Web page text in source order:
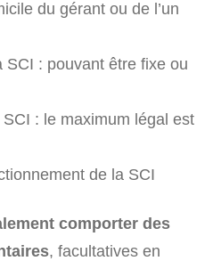
du gérant ou de l’un
SCI : pouvant être fixe ou
: le maximum légal est
de la SCI
comporter des
, facultatives en